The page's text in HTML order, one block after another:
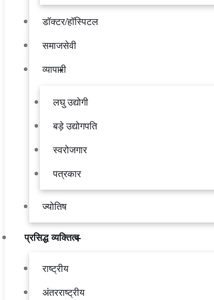
डॉक्टर/हॉस्पिटल
समाजसेवी
व्यापारी
लघु उद्योगी
बड़े उद्योगपति
स्वरोजगार
पत्रकार
ज्योतिष
प्रसिद्ध व्यक्तित्व
राष्ट्रीय
अंतरराष्ट्रीय